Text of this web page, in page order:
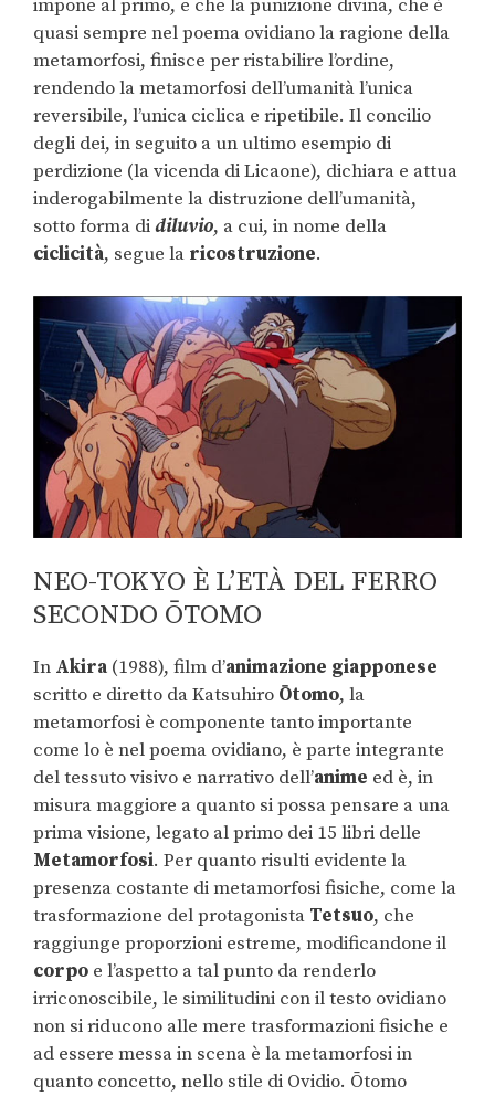
impone al primo, e che la punizione divina, che è
quasi sempre nel poema ovidiano la ragione della
metamorfosi, finisce per ristabilire l’ordine,
rendendo la metamorfosi dell’umanità l’unica
reversibile, l’unica ciclica e ripetibile. Il concilio
degli dei, in seguito a un ultimo esempio di
perdizione (la vicenda di Licaone), dichiara e attua
inderogabilmente la distruzione dell’umanità,
sotto forma didiluvio, a cui, in nome della
ciclicità, segue la ricostruzione.
NEO-TOKYO È L’ETÀ DEL FERRO
SECONDO ŌTOMO
In Akira (1988), film d’animazione giapponese
scritto e diretto da Katsuhiro Ōtomo, la
metamorfosi è componente tanto importante
come lo è nel poema ovidiano, è parte integrante
del tessuto visivo e narrativo dell’anime ed è, in
misura maggiore a quanto si possa pensare a una
prima visione, legato al primo dei 15 libri delle
Metamorfosi. Per quanto risulti evidente la
presenza costante di metamorfosi fisiche, come la
trasformazione del protagonista Tetsuo, che
raggiunge proporzioni estreme, modificandone il
corpo e l’aspetto a tal punto da renderlo
irriconoscibile, le similitudini con il testo ovidiano
non si riducono alle mere trasformazioni fisiche e
ad essere messa in scena è la metamorfosi in
quanto concetto, nello stile di Ovidio. Ōtomo